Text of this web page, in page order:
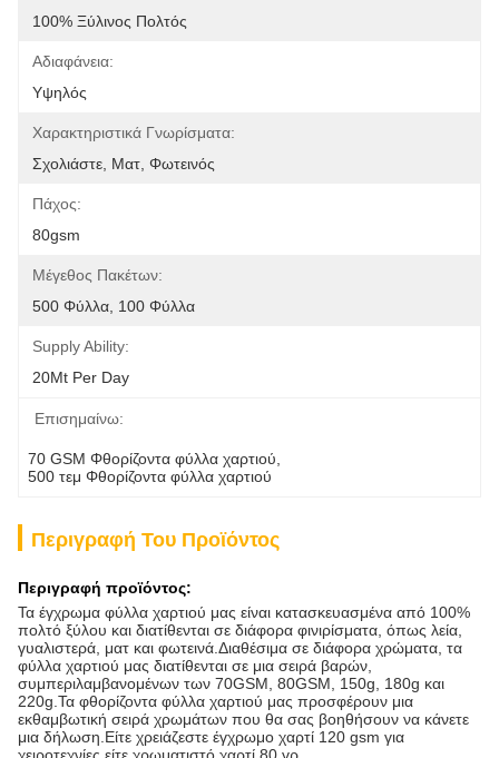
100% Ξύλινος Πολτός
Αδιαφάνεια:
Υψηλός
Χαρακτηριστικά Γνωρίσματα:
Σχολιάστε, Ματ, Φωτεινός
Πάχος:
80gsm
Μέγεθος Πακέτων:
500 Φύλλα, 100 Φύλλα
Supply Ability:
20Mt Per Day
Επισημαίνω:
70 GSM Φθορίζοντα φύλλα χαρτιού
500 τεμ Φθορίζοντα φύλλα χαρτιού
Περιγραφή Του Προϊόντος
Περιγραφή προϊόντος:
Τα έγχρωμα φύλλα χαρτιού μας είναι κατασκευασμένα από 100%
πολτό ξύλου και διατίθενται σε διάφορα φινιρίσματα, όπως λεία,
γυαλιστερά, ματ και φωτεινά.Διαθέσιμα σε διάφορα χρώματα, τα
φύλλα χαρτιού μας διατίθενται σε μια σειρά βαρών,
συμπεριλαμβανομένων των 70GSM, 80GSM, 150g, 180g και
220g.Τα φθορίζοντα φύλλα χαρτιού μας προσφέρουν μια
εκθαμβωτική σειρά χρωμάτων που θα σας βοηθήσουν να κάνετε
μια δήλωση.Είτε χρειάζεστε έγχρωμο χαρτί 120 gsm για